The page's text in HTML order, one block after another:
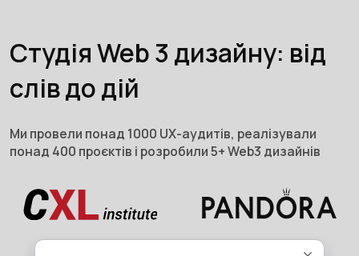
Студія Web 3 дизайну: від
слів до дій
Ми провели понад 1000 UX-аудитів, реалізували
понад 400 проєктів і розробили 5+ Web3 дизайнів